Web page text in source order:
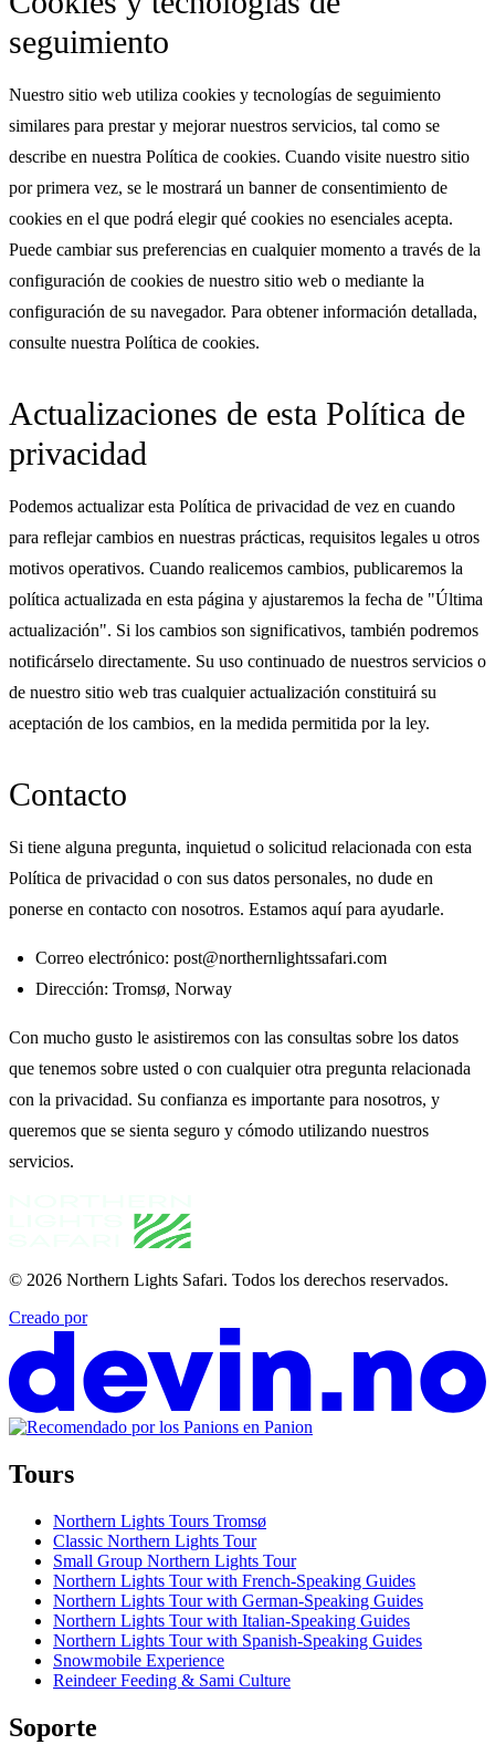
seguimiento
Nuestro sitio web utiliza cookies y tecnologías de seguimiento
similares para prestar y mejorar nuestros servicios, tal como se
describe en nuestra Política de cookies. Cuando visite nuestro sitio
por primera vez, se le mostrará un banner de consentimiento de
cookies en el que podrá elegir qué cookies no esenciales acepta.
Puede cambiar sus preferencias en cualquier momento a través de la
configuración de cookies de nuestro sitio web o mediante la
configuración de su navegador. Para obtener información detallada,
consulte nuestra Política de cookies.
Actualizaciones de esta Política de
privacidad
Podemos actualizar esta Política de privacidad de vez en cuando
para reflejar cambios en nuestras prácticas, requisitos legales u otros
motivos operativos. Cuando realicemos cambios, publicaremos la
política actualizada en esta página y ajustaremos la fecha de "Última
actualización". Si los cambios son significativos, también podremos
notificárselo directamente. Su uso continuado de nuestros servicios o
de nuestro sitio web tras cualquier actualización constituirá su
aceptación de los cambios, en la medida permitida por la ley.
Contacto
Si tiene alguna pregunta, inquietud o solicitud relacionada con esta
Política de privacidad o con sus datos personales, no dude en
ponerse en contacto con nosotros. Estamos aquí para ayudarle.
Correo electrónico: post@northernlightssafari.com
Dirección: Tromsø, Norway
Con mucho gusto le asistiremos con las consultas sobre los datos
que tenemos sobre usted o con cualquier otra pregunta relacionada
con la privacidad. Su confianza es importante para nosotros, y
queremos que se sienta seguro y cómodo utilizando nuestros
servicios.
© 2026 Northern Lights Safari. Todos los derechos reservados.
Creado por
Tours
Northern Lights Tours Tromsø
Classic Northern Lights Tour
Small Group Northern Lights Tour
Northern Lights Tour with French-Speaking Guides
Northern Lights Tour with German-Speaking Guides
Northern Lights Tour with Italian-Speaking Guides
Northern Lights Tour with Spanish-Speaking Guides
Snowmobile Experience
Reindeer Feeding & Sami Culture
Soporte